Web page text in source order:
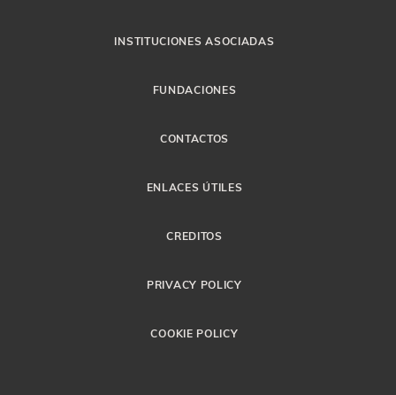
INSTITUCIONES ASOCIADAS
FUNDACIONES
CONTACTOS
ENLACES ÚTILES
CREDITOS
PRIVACY POLICY
COOKIE POLICY